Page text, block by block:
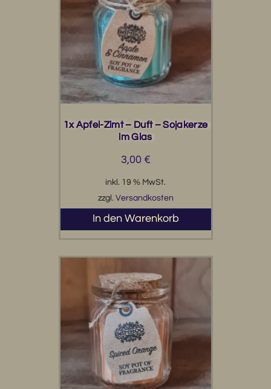
1x Apfel-Zimt – Duft – Sojakerze
im Glas
3,00 €
inkl. 19 % MwSt.
zzgl. Versandkosten
In den Warenkorb